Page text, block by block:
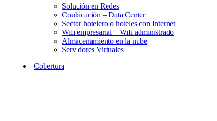
Solución en Redes
Coubicación – Data Center
Sector hotelero o hoteles con Internet
Wifi empresarial – Wifi administrado
Almacenamiento en la nube
Servidores Virtuales
Cobertura